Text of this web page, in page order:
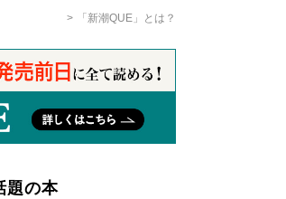
「新潮QUE」とは？
題の本